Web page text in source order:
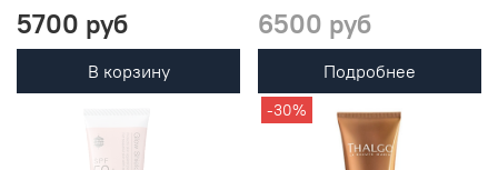
5700 руб
В корзину
6500 руб
Подробнее
-30%